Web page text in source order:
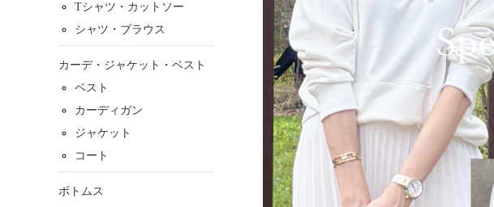
Tシャツ・カットソー
シャツ・ブラウス
カーデ・ジャケット・ベスト
ベスト
カーディガン
ジャケット
コート
ボトムス